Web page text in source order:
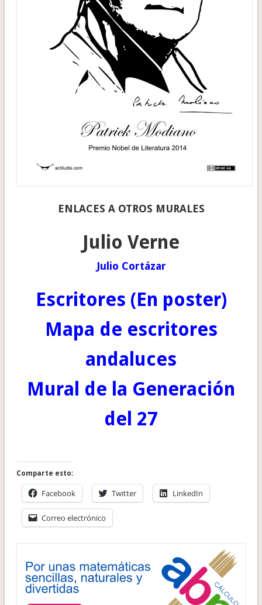
ENLACES A OTROS MURALES
Julio Verne
Julio Cortázar
Escritores (En poster)
Mapa de escritores
andaluces
Mural de la Generación
del 27
Comparte esto:
Facebook Twitter LinkedIn
Correo electrónico